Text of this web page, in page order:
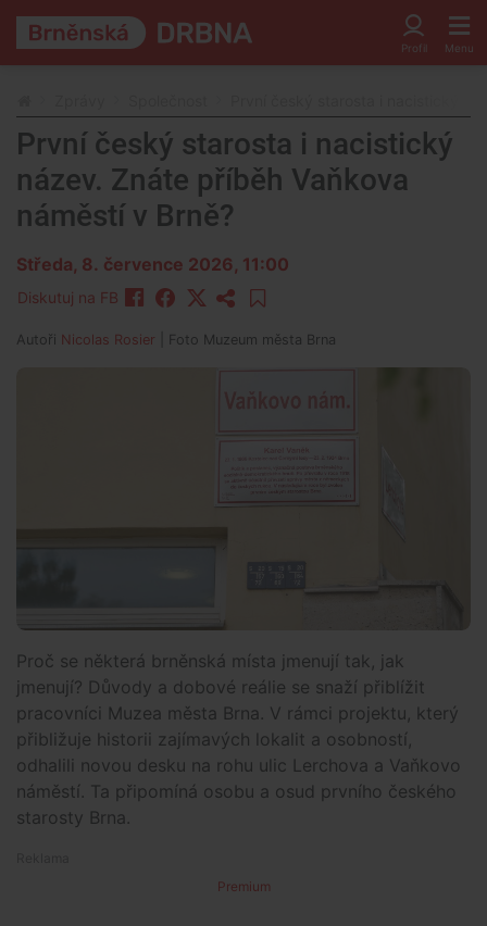
První český starosta i nacistický
název. Znáte příběh Vaňkova
náměstí v Brně?
Středa, 8. července 2026, 11:00
Diskutuj na FB
Autoři Nicolas Rosier | Foto Muzeum města Brna
Proč se některá brněnská místa jmenují tak, jak
jmenují? Důvody a dobové reálie se snaží přiblížit
pracovníci Muzea města Brna. V rámci projektu, který
přibližuje historii zajímavých lokalit a osobností,
odhalili novou desku na rohu ulic Lerchova a Vaňkovo
náměstí. Ta připomíná osobu a osud prvního českého
starosty Brna.
Premium